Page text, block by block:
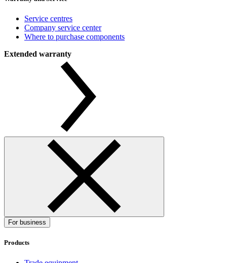
Service centres
Company service center
Where to purchase components
Extended warranty
For business
Products